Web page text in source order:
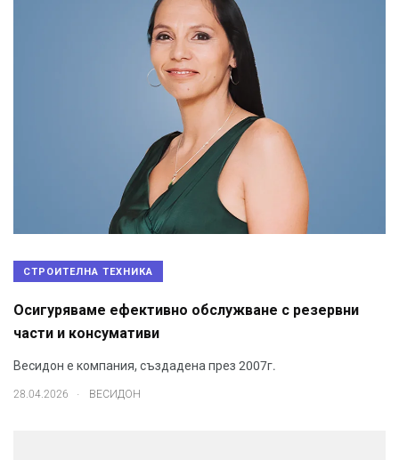
СТРОИТЕЛНА ТЕХНИКА
Осигуряваме ефективно обслужване с резервни
части и консумативи
Весидон е компания, създадена през 2007г.
28.04.2026 ВЕСИДОН